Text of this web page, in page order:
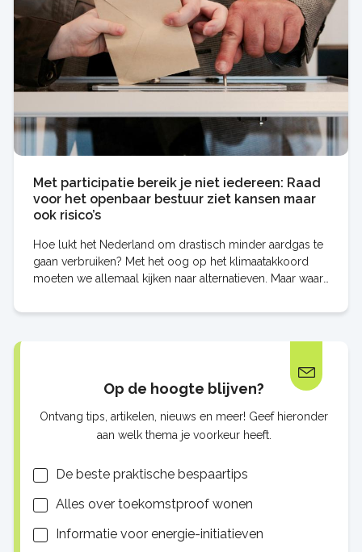
Met participatie bereik je niet iedereen: Raad
voor het openbaar bestuur ziet kansen maar
ook risico’s
Hoe lukt het Nederland om drastisch minder aardgas te
gaan verbruiken? Met het oog op het klimaatakkoord
moeten we allemaal kijken naar alternatieven. Maar waar
Op de hoogte blijven?
Ontvang tips, artikelen, nieuws en meer! Geef hieronder
aan welk thema je voorkeur heeft.
LijstenDe beste praktische bespaartips
Alles over toekomstproof wonen
Informatie voor energie-initiatieven